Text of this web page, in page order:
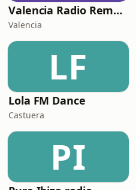
Valencia Radio Remember
Valencia
LF
Lola FM Dance
Castuera
PI